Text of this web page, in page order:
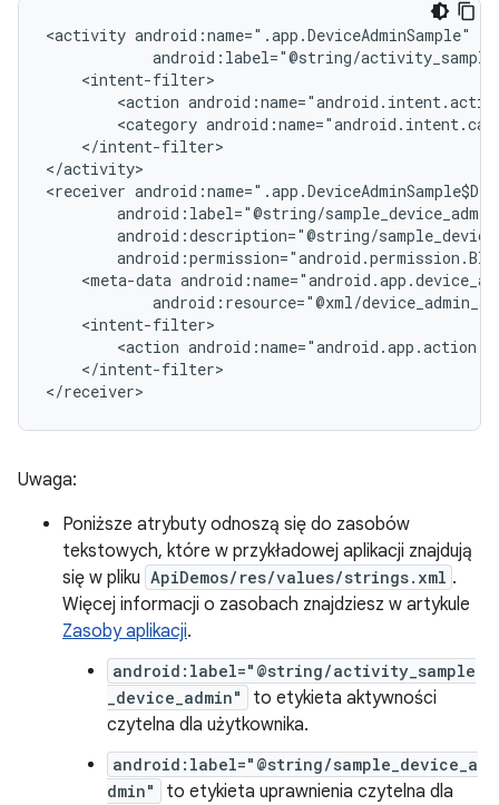
<activity
<action
<category
</intent-filter>
</activity>
<receiver
<meta-data
android:resource="@xml/
<action
</intent-filter>
</receiver>
Uwaga:
Poniższe atrybuty odnoszą się do zasobów
tekstowych, które w przykładowej aplikacji znajdują
się w pliku ApiDemos/res/values/strings.xml .
Więcej informacji o zasobach znajdziesz w artykule
Zasoby aplikacji.
android:label="@string/activity_sample
_device_admin"
to etykieta aktywności
czytelna dla użytkownika.
android:label="@string/sample_device_a
dmin"
to etykieta uprawnienia czytelna dla